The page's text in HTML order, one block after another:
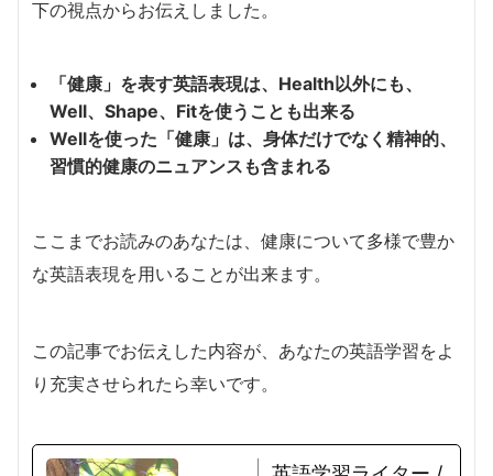
下の視点からお伝えしました。
「健康」を表す英語表現は、Health以外にも、
Well、Shape、Fitを使うことも出来る
Wellを使った「健康」は、身体だけでなく精神的、
習慣的健康のニュアンスも含まれる
ここまでお読みのあなたは、健康について多様で豊か
な英語表現を用いることが出来ます。
この記事でお伝えした内容が、あなたの英語学習をよ
り充実させられたら幸いです。